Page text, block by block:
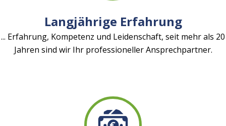
Langjährige Erfahrung
... Erfahrung, Kompetenz und Leidenschaft, seit mehr als 20
Jahren sind wir Ihr professioneller Ansprechpartner.